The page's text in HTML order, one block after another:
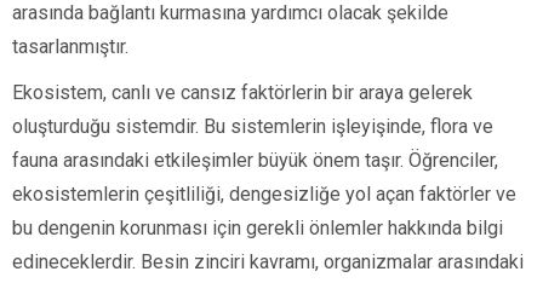
arasında bağlantı kurmasına yardımcı olacak şekilde
tasarlanmıştır.
Ekosistem, canlı ve cansız faktörlerin bir araya gelerek
oluşturduğu sistemdir. Bu sistemlerin işleyişinde, flora ve
fauna arasındaki etkileşimler büyük önem taşır. Öğrenciler,
ekosistemlerin çeşitliliği, dengesizliğe yol açan faktörler ve
bu dengenin korunması için gerekli önlemler hakkında bilgi
edineceklerdir. Besin zinciri kavramı, organizmalar arasındaki